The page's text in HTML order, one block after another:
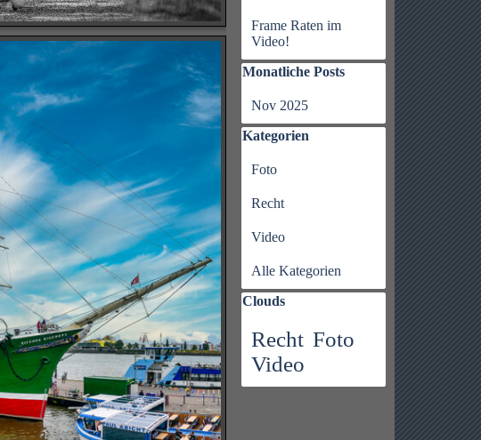
Frame Raten im
Video!
Block überspringen Monatliche Posts
Monatliche Posts
Nov 2025
Block überspringen Kategorien
Kategorien
Foto
Recht
Video
Alle Kategorien
Block überspringen Clouds
Clouds
Recht Foto
Video